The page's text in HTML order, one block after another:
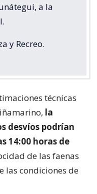
a la
y Recreo.
técnicas
la
desvíos podrían
14:00 horas de
de las faenas
las condiciones de